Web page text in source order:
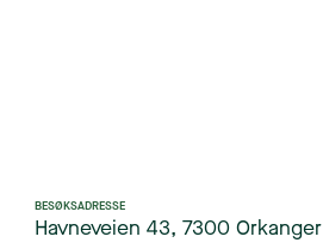
BESØKSADRESSE
Havneveien 43, 7300 Orkanger